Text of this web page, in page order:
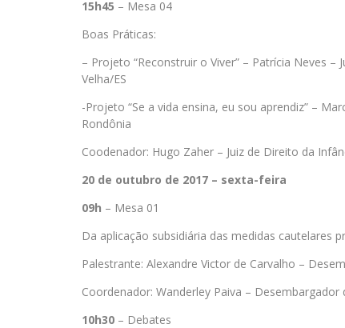
15h45 – Mesa 04
Boas Práticas:
– Projeto “Reconstruir o Viver” – Patrícia Neves –
Velha/ES
-Projeto “Se a vida ensina, eu sou aprendiz” –
Rondônia
Coodenador: Hugo Zaher – Juiz de Direito da
20 de outubro de 2017 – sexta-feira
09h – Mesa 01
Da aplicação subsidiária das medidas cautelares
Palestrante: Alexandre Victor de Carvalho –
Coordenador: Wanderley Paiva – Desembargador
10h30 – Debates